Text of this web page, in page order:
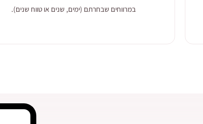
במרווחים שבחרתם (ימים, שנים או טווח שנים).